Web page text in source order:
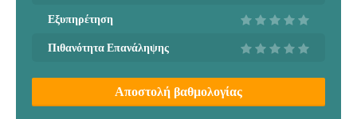
Εξυπηρέτηση
Πιθανότητα Επανάληψης
Αποστολή βαθμολογίας